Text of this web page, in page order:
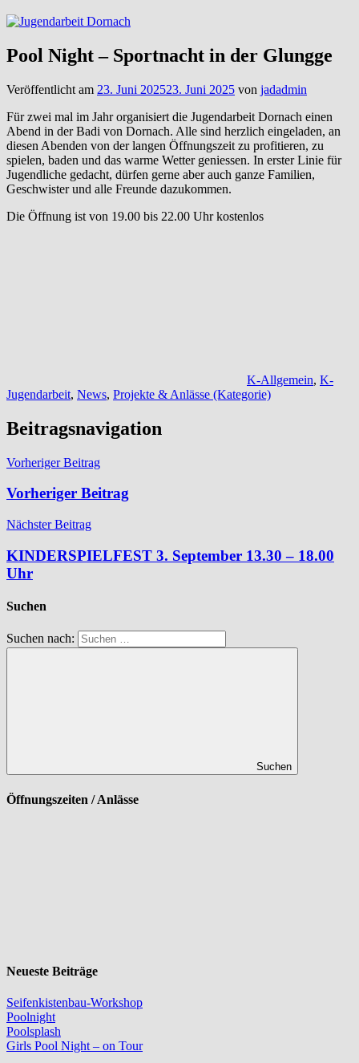
Pool Night – Sportnacht in der Glungge
Veröffentlicht am 23. Juni 202523. Juni 2025 von jadadmin
Für zwei mal im Jahr organisiert die Jugendarbeit Dornach einen
Abend in der Badi von Dornach. Alle sind herzlich eingeladen, an
diesen Abenden von der langen Öffnungszeit zu profitieren, zu
spielen, baden und das warme Wetter geniessen. In erster Linie für
Jugendliche gedacht, dürfen gerne aber auch ganze Familien,
Geschwister und alle Freunde dazukommen.
Die Öffnung ist von 19.00 bis 22.00 Uhr kostenlos
K-Allgemein, K-
Jugendarbeit, News, Projekte & Anlässe (Kategorie)
Beitragsnavigation
Vorheriger Beitrag
Vorheriger Beitrag
Nächster Beitrag
KINDERSPIELFEST 3. September 13.30 – 18.00
Uhr
Suchen
Suchen nach:
Suchen
Öffnungszeiten / Anlässe
Neueste Beiträge
Seifenkistenbau-Workshop
Poolnight
Poolsplash
Girls Pool Night – on Tour